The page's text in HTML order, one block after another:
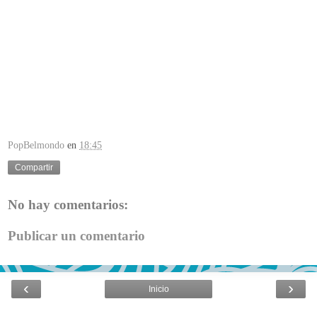
PopBelmondo en 18:45
Compartir
No hay comentarios:
Publicar un comentario
‹ ›
Inicio